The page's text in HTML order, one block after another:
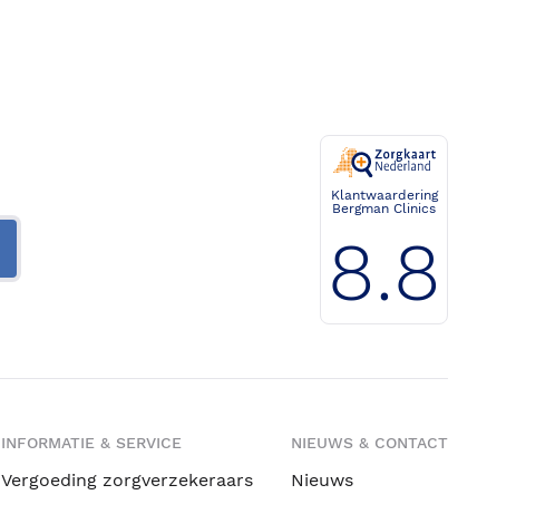
Klantwaardering
Bergman Clinics
8.8
INFORMATIE & SERVICE
Vergoeding zorgverzekeraars
NIEUWS & CONTACT
Nieuws